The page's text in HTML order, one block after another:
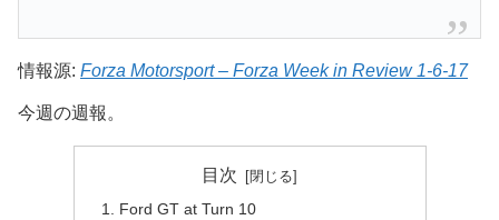
情報源: Forza Motorsport – Forza Week in Review 1-6-17
今週の週報。
目次
Ford GT at Turn 10